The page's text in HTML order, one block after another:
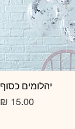
מהירהיהלומים כסוף
מחיר‏15.00 ‏₪